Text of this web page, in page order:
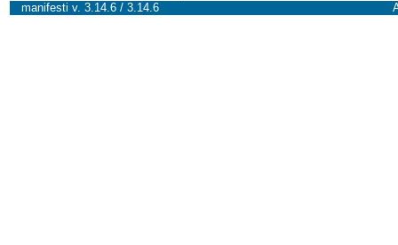
manifesti v. 3.14.6 / 3.14.6